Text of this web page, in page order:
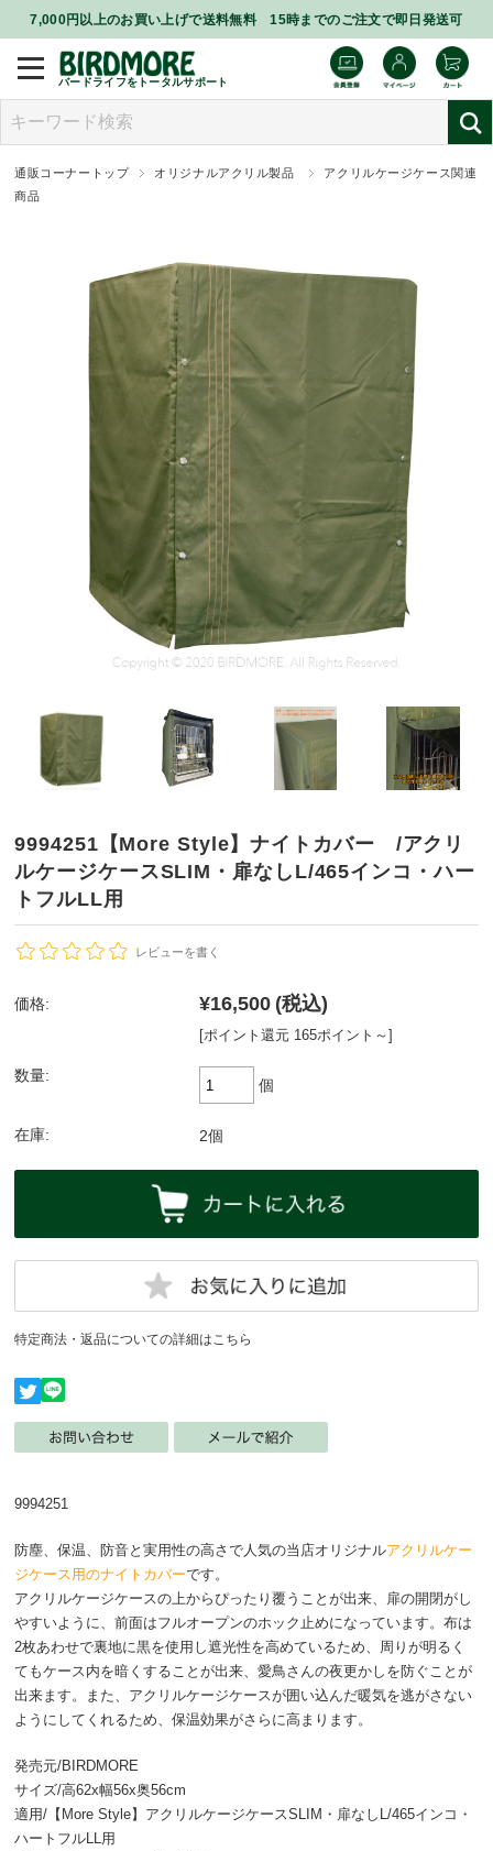
7,000円以上のお買い上げで送料無料 15時までのご注文で即日発送可
バードライフをトータルサポート
通販コーナートップ オリジナルアクリル製品
アクリルケージケース関連
商品
9994251【More Style】ナイトカバー /アクリ
ルケージケースSLIM・扉なしL/465インコ・ハー
トフルLL用
レビューを書く
価格: ¥16,500 (税込)
[ポイント還元 165ポイント～]
数量:
個
在庫: 2個
特定商法・返品についての詳細はこちら
9994251
防塵、保温、防音と実用性の高さで人気の当店オリジナルアクリルケー
ジケース用のナイトカバーです。
アクリルケージケースの上からぴったり覆うことが出来、扉の開閉がし
やすいように、前面はフルオープンのホック止めになっています。布は
2枚あわせで裏地に黒を使用し遮光性を高めているため、周りが明るく
てもケース内を暗くすることが出来、愛鳥さんの夜更かしを防ぐことが
出来ます。また、アクリルケージケースが囲い込んだ暖気を逃がさない
ようにしてくれるため、保温効果がさらに高まります。
発売元/BIRDMORE
サイズ/高62x幅56x奥56cm
適用/【More Style】アクリルケージケースSLIM・扉なしL/465インコ・
ハートフルLL用